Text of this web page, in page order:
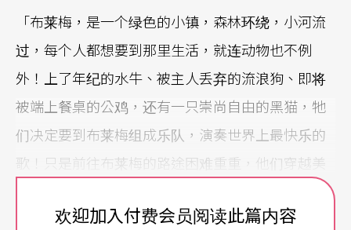
「布莱梅，是一个绿色的小镇，森林环绕，小河流
过，每个人都想要到那里生活，就连动物也不例
外！上了年纪的水牛、被主人丢弃的流浪狗、即将
被端上餐桌的公鸡，还有一只崇尚自由的黑猫，牠
们决定要到布莱梅组成乐队，演奏世界上最快乐的
歌！只是前往布莱梅的路途困难重重，他们穿越美
人鱼湖泊，还要越过野兽遍布的森林，更遇上了可
怕的巫婆与强盗！」改编自《格林童话》中的〈前
欢迎加入付费会员阅读此篇内容